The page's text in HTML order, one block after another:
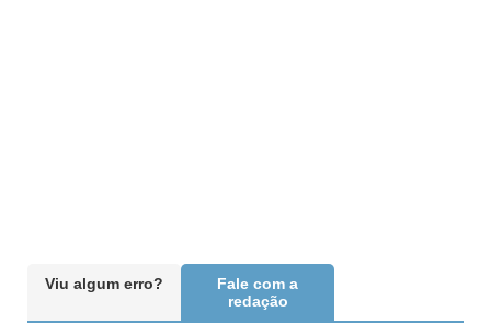
Viu algum erro?
Fale com a
redação